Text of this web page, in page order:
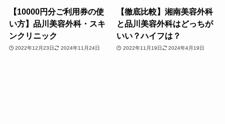
【10000円分ご利用券の使
い方】品川美容外科・スキ
ンクリニック
2022年12月23日 2024年11月24日
【徹底比較】湘南美容外科
と品川美容外科はどっちが
いい？ハイフは？
2022年11月19日 2024年4月19日